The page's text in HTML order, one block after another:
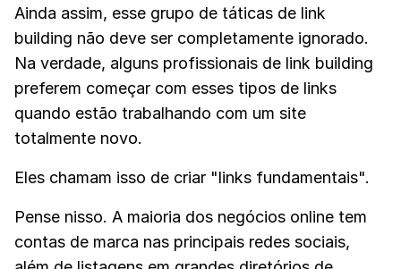
Ainda assim, esse grupo de táticas de link
building não deve ser completamente ignorado.
Na verdade, alguns profissionais de link building
preferem começar com esses tipos de links
quando estão trabalhando com um site
totalmente novo.
Eles chamam isso de criar "links fundamentais".
Pense nisso. A maioria dos negócios online tem
contas de marca nas principais redes sociais,